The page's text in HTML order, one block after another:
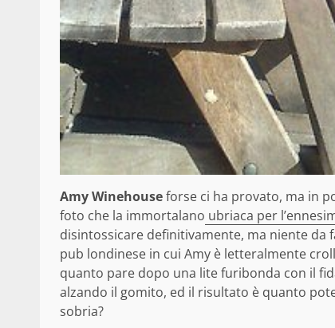
Amy Winehouseforse ci ha provato, ma in
foto che la immortalano ubriaca per
disintossicare definitivamente, ma niente
pub londinese in cui Amy è letteralmente
quanto pare dopo una lite furibonda con il
alzando il gomito, ed il risultato è quanto
sobria?